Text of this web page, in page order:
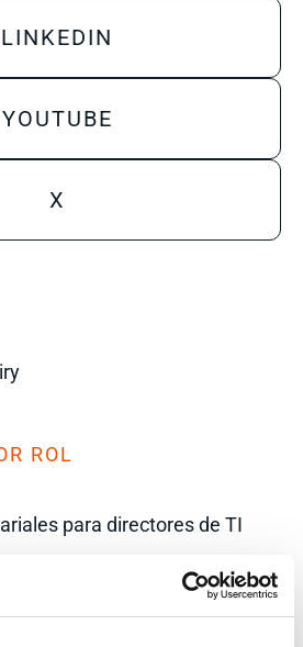
LINKEDIN
YOUTUBE
X
ROL
para directores de TI